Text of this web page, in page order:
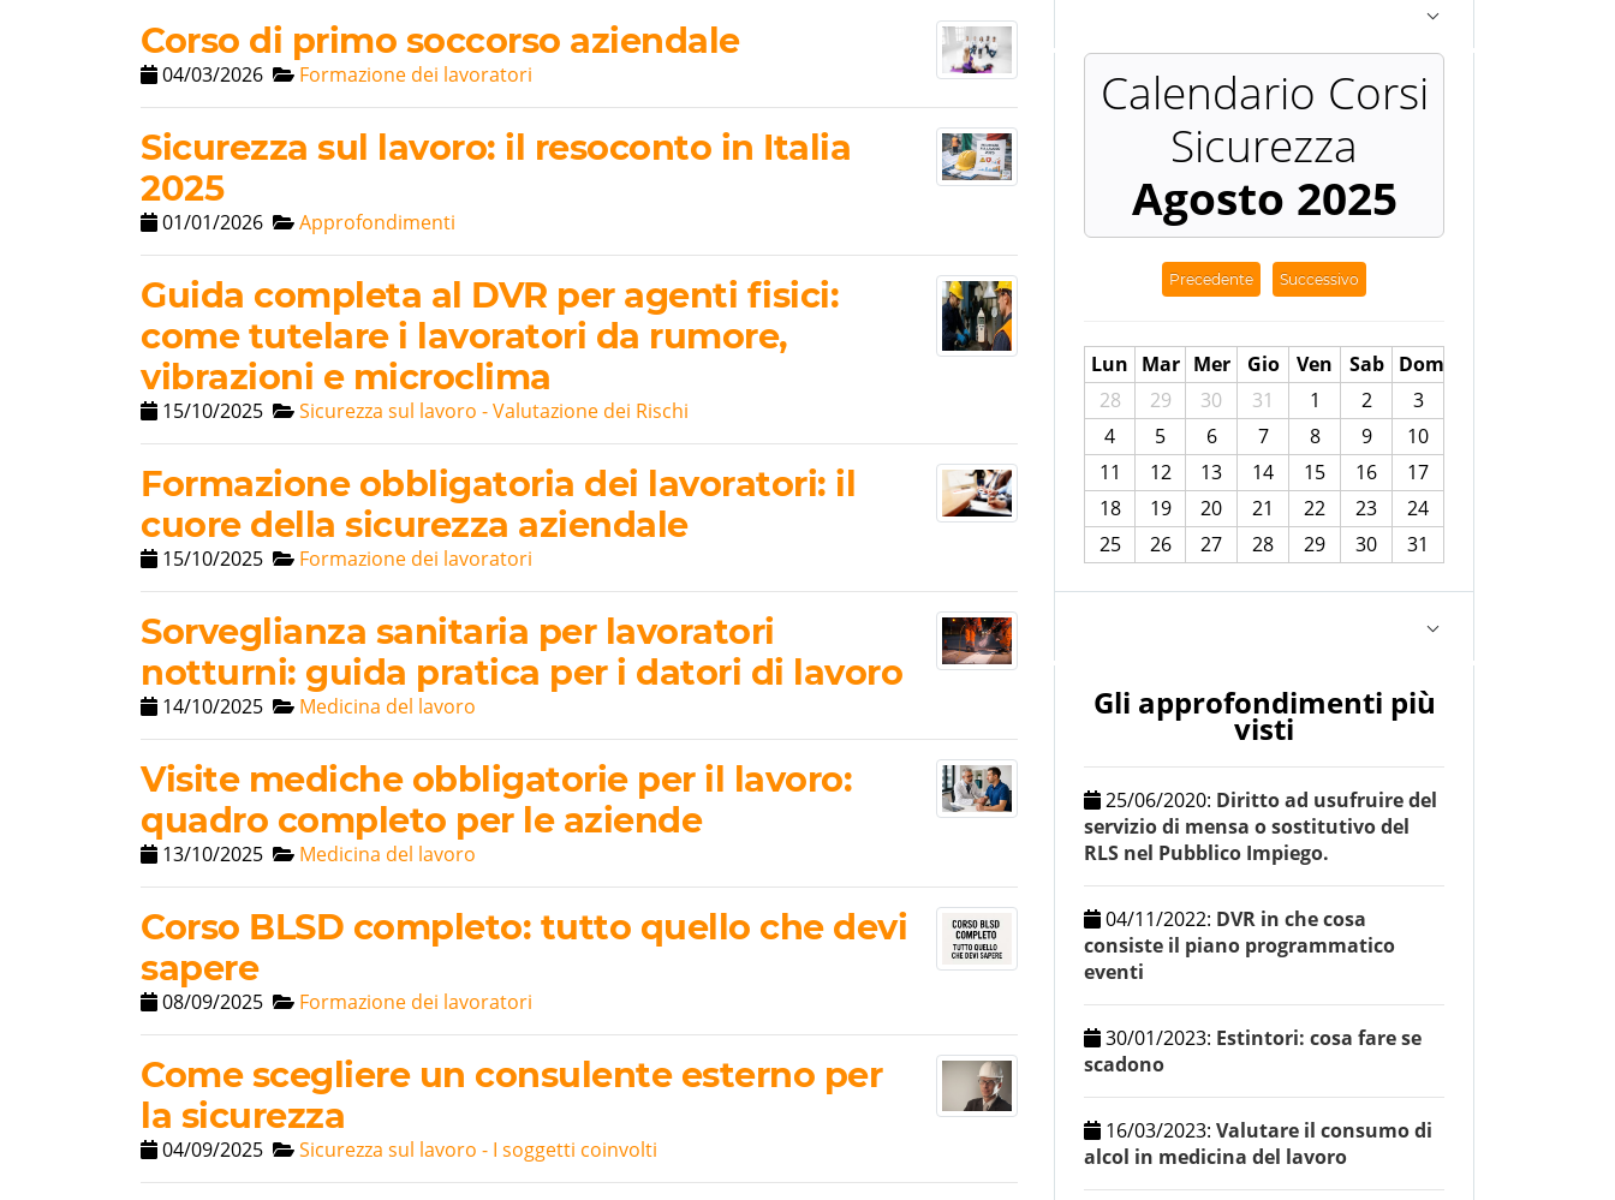
Corso di primo soccorso aziendale
04/03/2026 Formazione dei lavoratori
Sicurezza sul lavoro: il resoconto in Italia
2025
01/01/2026 Approfondimenti
Guida completa al DVR per agenti fisici:
come tutelare i lavoratori da rumore,
vibrazioni e microclima
15/10/2025 Sicurezza sul lavoro - Valutazione dei Rischi
Formazione obbligatoria dei lavoratori: il
cuore della sicurezza aziendale
15/10/2025 Formazione dei lavoratori
Sorveglianza sanitaria per lavoratori
notturni: guida pratica per i datori di lavoro
14/10/2025 Medicina del lavoro
Visite mediche obbligatorie per il lavoro:
quadro completo per le aziende
13/10/2025 Medicina del lavoro
Corso BLSD completo: tutto quello che devi
sapere
08/09/2025 Formazione dei lavoratori
Come scegliere un consulente esterno per
la sicurezza
04/09/2025 Sicurezza sul lavoro - I soggetti coinvolti
Agosto 2025
Precedente Successivo
Lun Mar Mer Gio Ven Sab
Dom
28
29 30 31 1 2
3
4
5 6 7 8 9
10
11
12 13 14 15 16
17
18
19 20 21 22 23
24
25
26 27 28 29 30 31
Gli approfondimenti più
visti
25/06/2020: Diritto ad usufruire del
servizio di mensa o sostitutivo del
RLS nel Pubblico Impiego.
04/11/2022: DVR in che cosa
consiste il piano programmatico
eventi
30/01/2023: Estintori: cosa fare se
scadono
16/03/2023: Valutare il consumo di
alcol in medicina del lavoro